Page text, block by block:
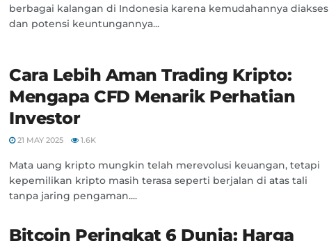
berbagai kalangan di Indonesia karena kemudahannya diakses
dan potensi keuntungannya...
Cara Lebih Aman Trading Kripto:
Mengapa CFD Menarik Perhatian
Investor
21 MAY 2025 1.6K
Mata uang kripto mungkin telah merevolusi keuangan, tetapi
kepemilikan kripto masih terasa seperti berjalan di atas tali
tanpa jaring pengaman....
Bitcoin Peringkat 6 Dunia: Harga